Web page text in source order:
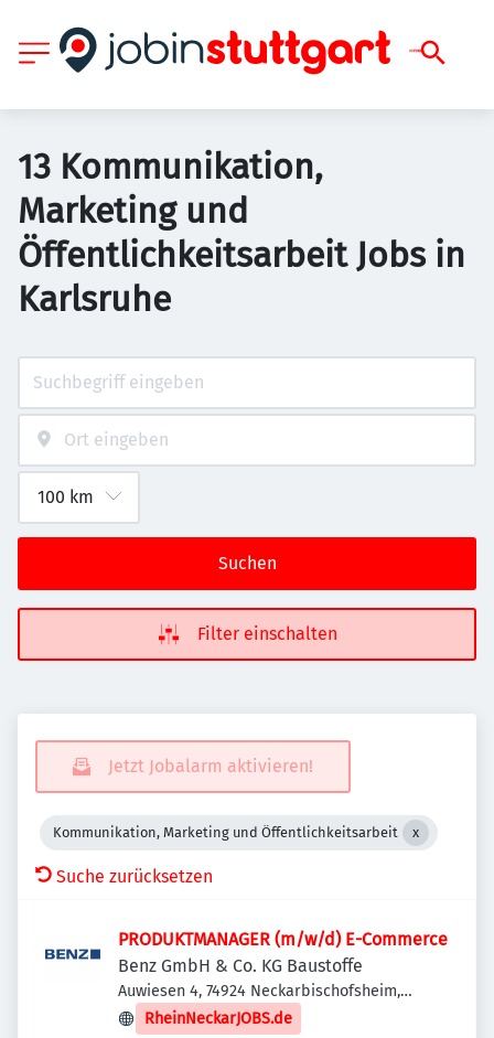
13 Kommunikation,
Marketing und
Öffentlichkeitsarbeit Jobs in
Karlsruhe
Suchen
Filter einschalten
Jetzt Jobalarm aktivieren!
Kommunikation, Marketing und Öffentlichkeitsarbeit
Suche zurücksetzen
PRODUKTMANAGER (m/w/d) E-Commerce
Benz GmbH & Co. KG Baustoffe
Auwiesen 4, 74924 Neckarbischofsheim,
Deutschland
RheinNeckarJOBS.de